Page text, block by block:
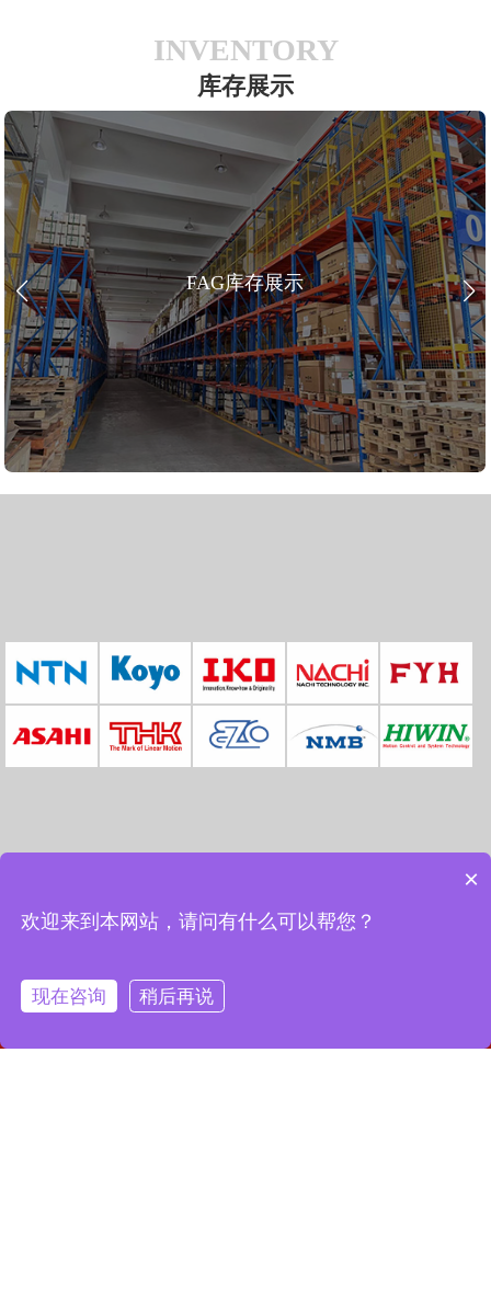
INVENTORY
库存展示
FAG库存展示
联系我们
×
欢迎来到本网站，请问有什么可以帮您？
现在咨询 稍后再说